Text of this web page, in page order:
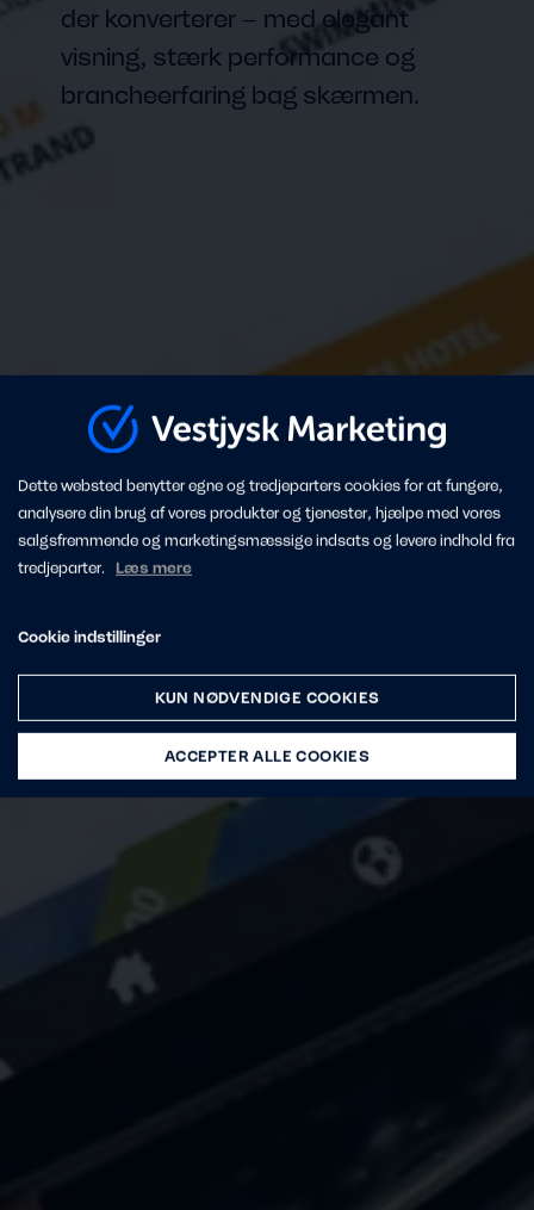
der konverterer – med elegant
visning, stærk performance og
brancheerfaring bag skærmen.
Dette websted benytter egne og tredjeparters cookies for at fungere,
analysere din brug af vores produkter og tjenester, hjælpe med vores
salgsfremmende og marketingsmæssige indsats og levere indhold fra
tredjeparter. Læs mere
Cookie indstillinger
KUN NØDVENDIGE COOKIES
ACCEPTER ALLE COOKIES